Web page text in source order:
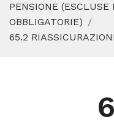
REGIME
CODICE FISCALE
PENSIONE
OBBLIGATORIE)
65.2 RIASSICURAZIONI